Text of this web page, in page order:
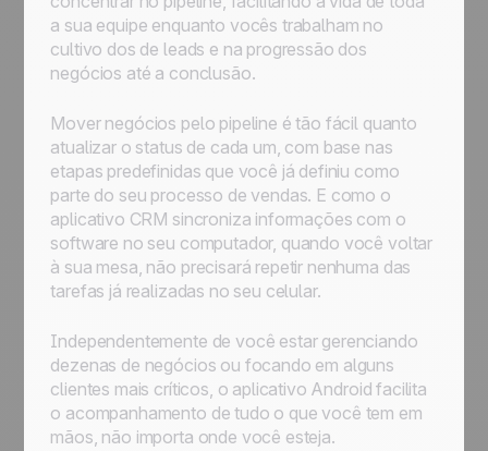
a sua equipe enquanto vocês trabalham no
cultivo dos de leads e na progressão dos
negócios até a conclusão.
Mover negócios pelo pipeline é tão fácil quanto
atualizar o status de cada um, com base nas
etapas predefinidas que você já definiu como
parte do seu processo de vendas. E como o
aplicativo CRM sincroniza informações com o
software no seu computador, quando você voltar
à sua mesa, não precisará repetir nenhuma das
tarefas já realizadas no seu celular.
Independentemente de você estar gerenciando
dezenas de negócios ou focando em alguns
clientes mais críticos, o aplicativo Android facilita
o acompanhamento de tudo o que você tem em
mãos, não importa onde você esteja.